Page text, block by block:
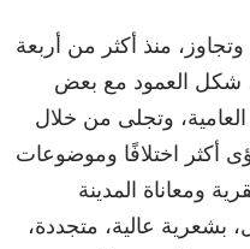
منذ أكثر من أربعة
شكل العمود مع بعض
وتجلى من خلال
أكثر اختلافًا وموضوعات
ومعاناة المدينة
بشعرية عالية، متجددة،